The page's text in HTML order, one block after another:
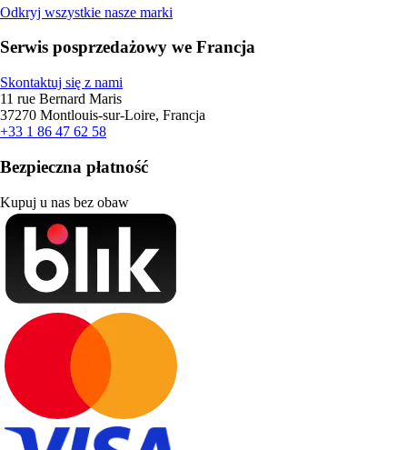
Odkryj wszystkie nasze marki
Serwis posprzedażowy we Francja
Skontaktuj się z nami
11 rue Bernard Maris
37270 Montlouis-sur-Loire, Francja
+33 1 86 47 62 58
Bezpieczna płatność
Kupuj u nas bez obaw